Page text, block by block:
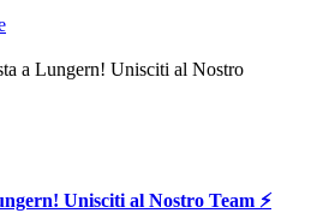
Unisciti al Nostro Team ⚡